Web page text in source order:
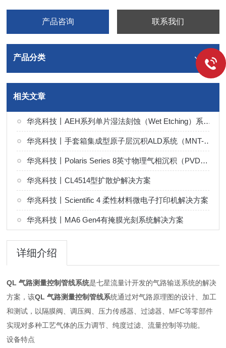
产品咨询 联系我们
产品分类
相关文章
华兆科技丨AEH系列单片湿法刻蚀（Wet Etching）系统解决方案
华兆科技丨手套箱集成型原子层沉积ALD系统（MNT-G 系列）解决方案
华兆科技丨Polaris Series 8英寸物理气相沉积（PVD）系统解决方案
华兆科技丨CL4514型扩散炉解决方案
华兆科技丨Scientific 4 柔性材料微电子打印机解决方案
华兆科技丨MA6 Gen4有掩膜光刻系统解决方案
详细介绍
QL 气路测量控制管线系统是七星流量计开发的气路输送系统的解决
方案，该QL 气路测量控制管线系统通过对气路原理图的设计、加工
和测试，以隔膜阀、调压阀、压力传感器、过滤器、MFC等零部件
实现对多种工艺气体的压力调节、纯度过滤、流量控制等功能。
设备特点